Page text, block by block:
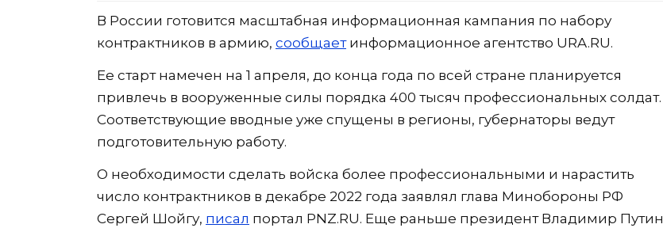
В России готовится масштабная информационная кампания по набору
контрактников в армию, сообщаетинформационное агентство URA.RU.
Ее старт намечен на 1 апреля, до конца года по всей стране планируется
привлечь в вооруженные силы порядка 400 тысяч профессиональных солдат.
Соответствующие вводные уже спущены в регионы, губернаторы ведут
подготовительную работу.
О необходимости сделать войска более профессиональными и нарастить
число контрактников в декабре 2022 года заявлял глава Минобороны РФ
Сергей Шойгу, писал портал PNZ.RU. Еще раньше президент Владимир Путин